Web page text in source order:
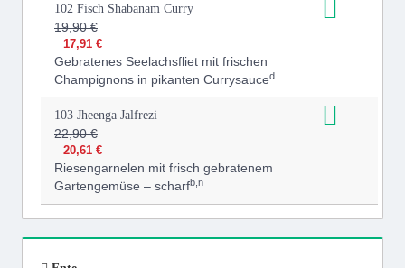
102 Fisch Shabanam Curry
19,90 €
17,91 €
Gebratenes Seelachsfliet mit frischen
Champignons in pikanten Currysauced
103 Jheenga Jalfrezi
22,90 €
20,61 €
Riesengarnelen mit frisch gebratenem
Gartengemüse – scharfb,n